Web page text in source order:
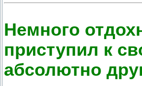
Немного
приступил к
абсолютно